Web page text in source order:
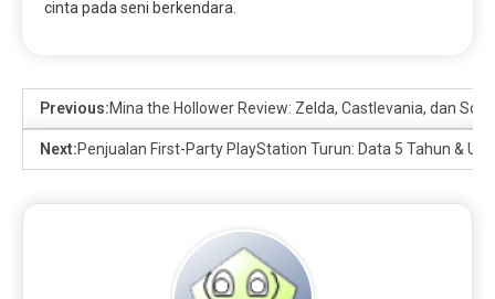
cinta pada seni berkendara.
Previous:Mina the Hollower Review: Zelda, Castlevania, dan
Next:Penjualan First-Party PlayStation Turun: Data 5 Tahun &